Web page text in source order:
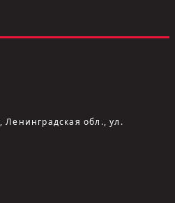
Ленинградская обл., ул.